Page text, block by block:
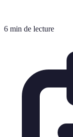
6 min de lecture